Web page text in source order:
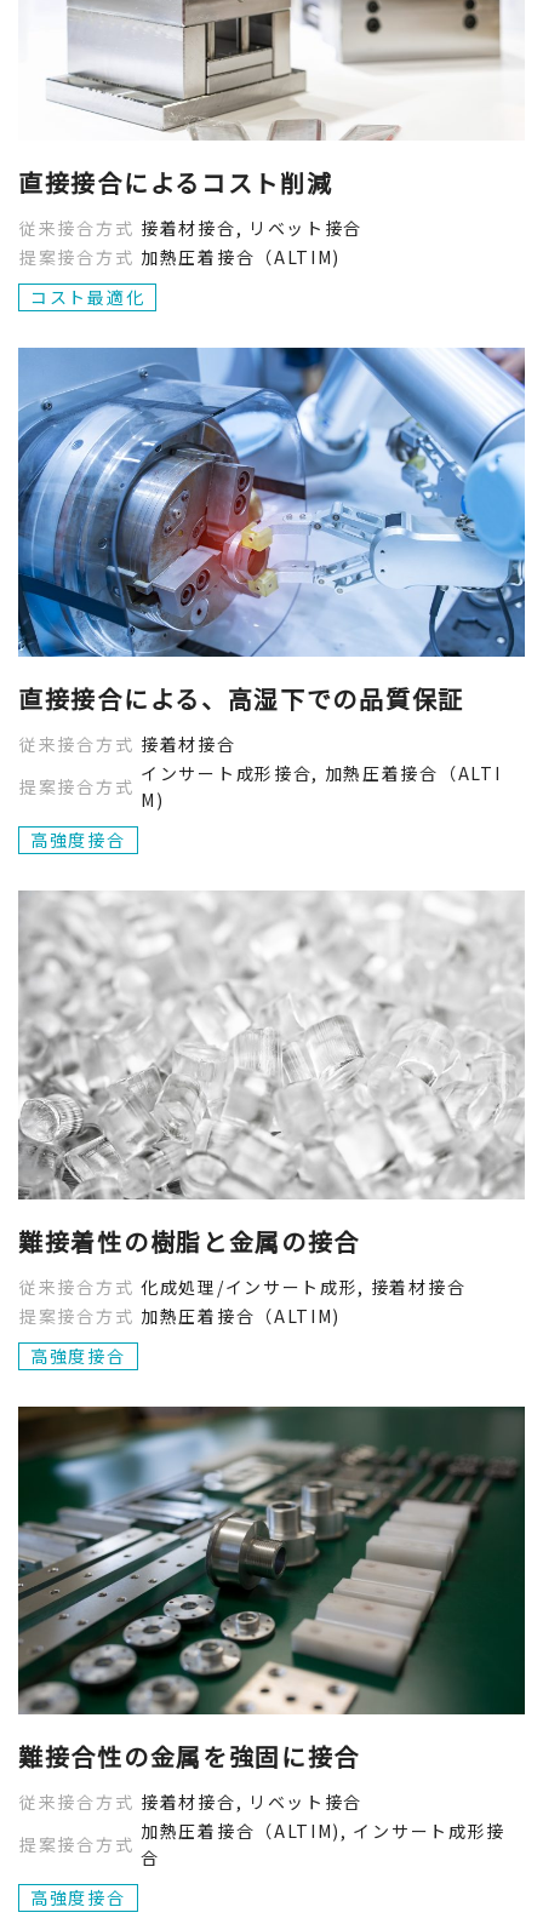
従来接合方式から探す
インサート成形接合
提案接合方式から探す
レーザー処理/インサート成形
化成処理/インサート成形
接着材接合
リベット接合
パッキン
閉じる
効果から探す
高強度接合
軽量化
封止性向上
コスト最適化
生産性向上
生体適合
作業現場改善
熱設計最適化
閉じる
直接接合によるコスト削減
従来接合方式 接着材接合, リベット接合
提案接合方式 加熱圧着接合（ALTIM)
コスト最適化
直接接合による、高湿下での品質保証
従来接合方式 接着材接合
提案接合方式
インサート成形接合, 加熱圧着接合（ALTI
M)
高強度接合
難接着性の樹脂と金属の接合
従来接合方式 化成処理/インサート成形, 接着材接合
提案接合方式 加熱圧着接合（ALTIM)
高強度接合
難接合性の金属を強固に接合
従来接合方式 接着材接合, リベット接合
提案接合方式
加熱圧着接合（ALTIM), インサート成形接
合
高強度接合